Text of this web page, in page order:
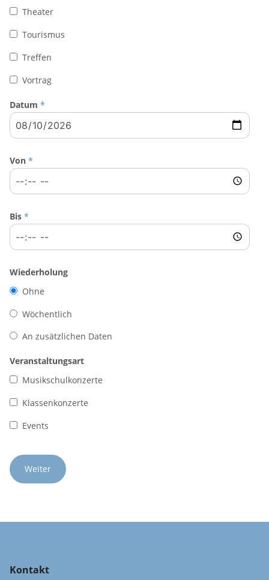
Theater
Tourismus
Treffen
Vortrag
Datum *
Von *
Bis *
Wiederholung
Ohne
Wöchentlich
An zusätzlichen Daten
Veranstaltungsart
Musikschulkonzerte
Klassenkonzerte
Events
Kontakt